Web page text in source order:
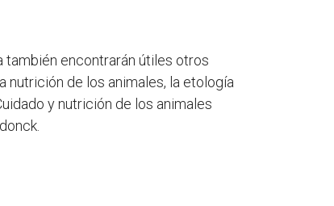
encontrarán útiles otros
nutrición de los animales, la etología
y nutrición de los animales